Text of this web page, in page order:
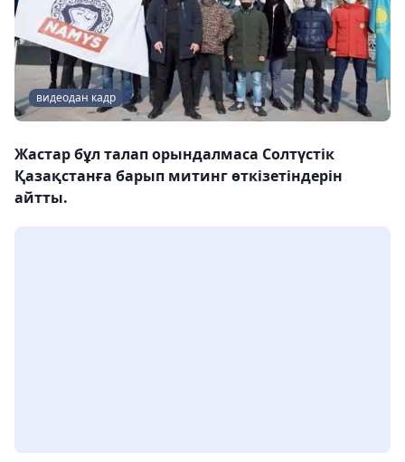
видеодан кадр
Жастар бұл талап орындалмаса Солтүстік
Қазақстанға барып митинг өткізетіндерін
айтты.